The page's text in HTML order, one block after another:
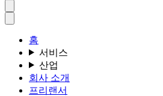
홈
서비스
산업
회사 소개
프리랜서